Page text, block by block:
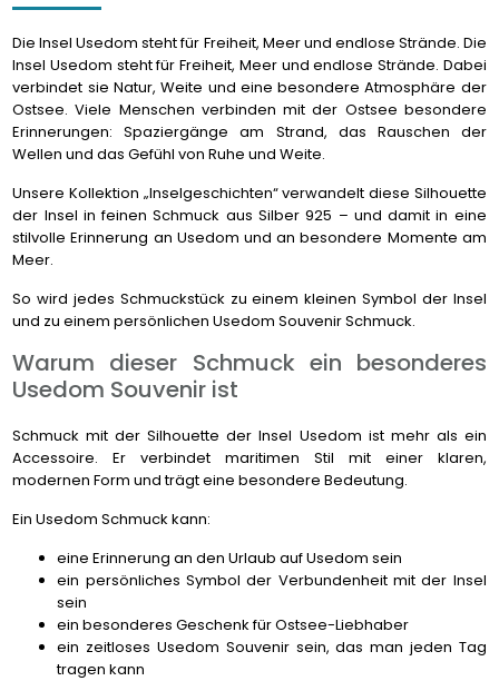
Die Insel Usedom steht für Freiheit, Meer und endlose Strände. Die
Insel Usedom steht für Freiheit, Meer und endlose Strände. Dabei
verbindet sie Natur, Weite und eine besondere Atmosphäre der
Ostsee. Viele Menschen verbinden mit der Ostsee besondere
Erinnerungen: Spaziergänge am Strand, das Rauschen der
Wellen und das Gefühl von Ruhe und Weite.
Unsere Kollektion „Inselgeschichten“ verwandelt diese Silhouette
der Insel in feinen Schmuck aus Silber 925 – und damit in eine
stilvolle Erinnerung an Usedom und an besondere Momente am
Meer.
So wird jedes Schmuckstück zu einem kleinen Symbol der Insel
und zu einem persönlichen Usedom Souvenir Schmuck.
Warum dieser Schmuck ein besonderes
Usedom Souvenir ist
Schmuck mit der Silhouette der Insel Usedom ist mehr als ein
Accessoire. Er verbindet maritimen Stil mit einer klaren,
modernen Form und trägt eine besondere Bedeutung.
Ein Usedom Schmuck kann:
eine Erinnerung an den Urlaub auf Usedom sein
ein persönliches Symbol der Verbundenheit mit der Insel
sein
ein besonderes Geschenk für Ostsee-Liebhaber
ein zeitloses Usedom Souvenir sein, das man jeden Tag
tragen kann